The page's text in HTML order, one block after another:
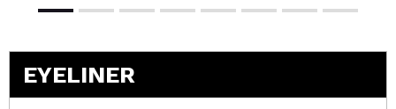
EYELINER